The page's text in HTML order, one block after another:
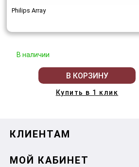
Philips Array
В наличии
В КОРЗИНУ
Купить в 1 клик
КЛИЕНТАМ
МОЙ КАБИНЕТ